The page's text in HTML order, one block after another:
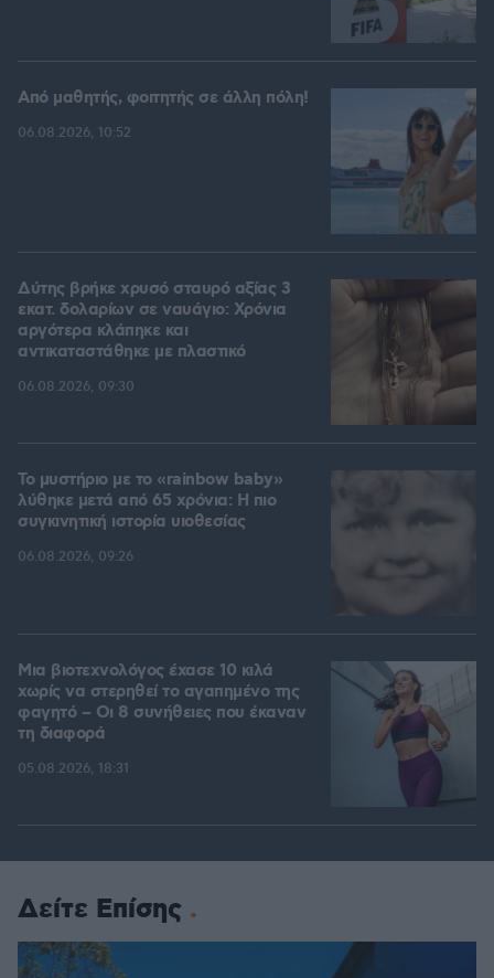
Από μαθητής, φοιτητής σε άλλη πόλη!
06.08.2026, 10:52
Δύτης βρήκε χρυσό σταυρό αξίας 3
εκατ. δολαρίων σε ναυάγιο: Χρόνια
αργότερα κλάπηκε και
αντικαταστάθηκε με πλαστικό
06.08.2026, 09:30
Το μυστήριο με το «rainbow baby»
λύθηκε μετά από 65 χρόνια: Η πιο
συγκινητική ιστορία υιοθεσίας
06.08.2026, 09:26
Μια βιοτεχνολόγος έχασε 10 κιλά
χωρίς να στερηθεί το αγαπημένο της
φαγητό – Οι 8 συνήθειες που έκαναν
τη διαφορά
05.08.2026, 18:31
Δείτε Επίσης